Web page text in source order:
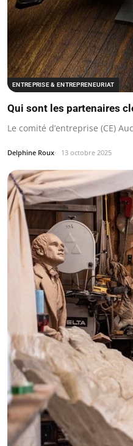
ENTREPRISE & ENTREPRENEURIAT
Qui sont les partenaires
Le comité d’entreprise (CE)
Delphine Roux 13 octobre 2025